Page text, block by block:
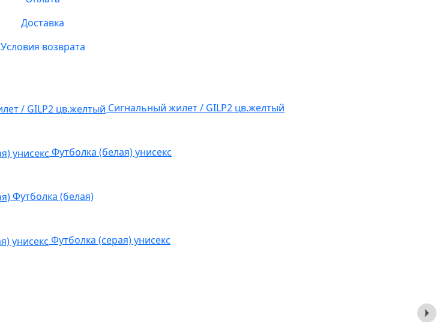
Доставка
Условия возврата
Сигнальный жилет / GILP2 цв.желтый
Футболка (белая) унисекс
Футболка (белая)
Футболка (серая) унисекс